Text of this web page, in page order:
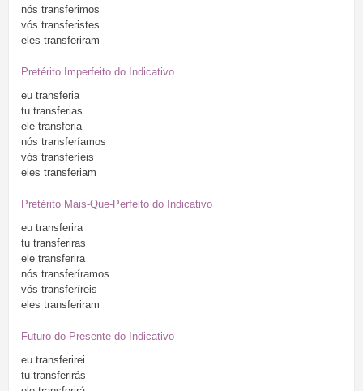
nós transferimos
vós transferistes
eles transferiram
Pretérito Imperfeito do Indicativo
eu transferia
tu transferias
ele transferia
nós transferíamos
vós transferíeis
eles transferiam
Pretérito Mais-Que-Perfeito do Indicativo
eu transferira
tu transferiras
ele transferira
nós transferíramos
vós transferíreis
eles transferiram
Futuro do Presente do Indicativo
eu transferirei
tu transferirás